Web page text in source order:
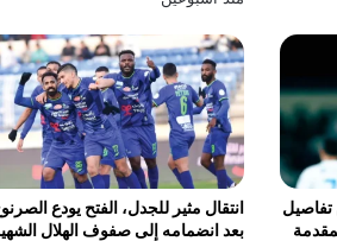
انتقال مثير للجدل، الفتح يودع
بعد انضمامه إلى صفوف الهلال